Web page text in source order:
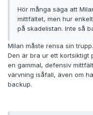
Hör många säga att
mittfältet, men hur
på skadelistan. Inte så
Milan måste rensa sin
Den är bra ur ett kortsiktigt
en gammal, defensiv
värvning isåfall, även om
backup.